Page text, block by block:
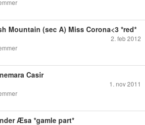
Mountain (sec A) Miss Corona<3 *red*
2. feb 2012
Casir
1. nov 2011
Æsa *gamle part*